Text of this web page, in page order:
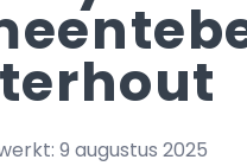
9 augustus 2025